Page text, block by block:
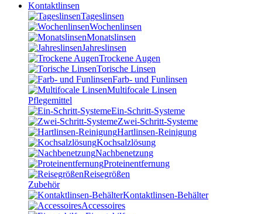
Kontaktlinsen
Tageslinsen
Wochenlinsen
Monatslinsen
Jahreslinsen
Trockene Augen
Torische Linsen
Farb- und Funlinsen
Multifocale Linsen
Pflegemittel
Ein-Schritt-Systeme
Zwei-Schritt-Systeme
Hartlinsen-Reinigung
Kochsalzlösung
Nachbenetzung
Proteinentfernung
Reisegrößen
Zubehör
Kontaktlinsen-Behälter
Accessoires